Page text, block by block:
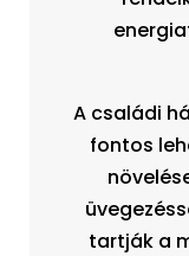
A családi
fontos
tartják a